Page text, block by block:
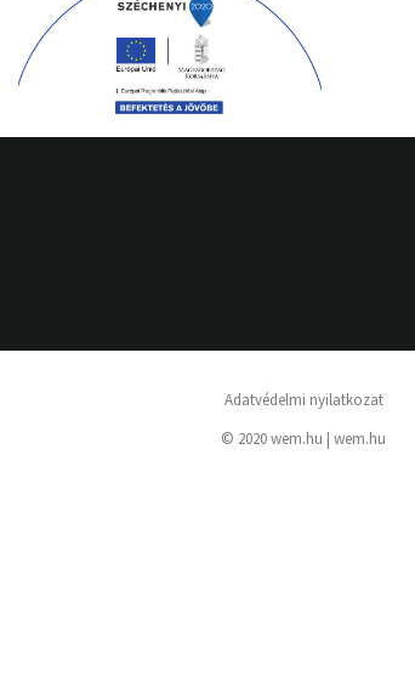
Adatvédelmi nyilatkozat
© 2020 wem.hu | wem.hu